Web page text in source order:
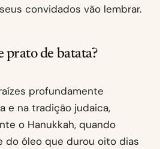
convidados vão lembrar.
prato de batata?
profundamente
e na tradição judaica,
o Hanukkah, quando
do óleo que durou oito dias